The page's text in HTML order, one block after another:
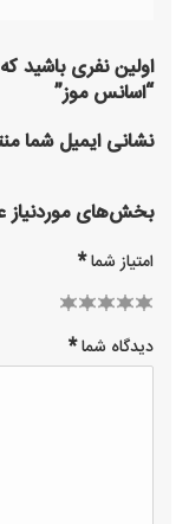
اولین نفری باشید
“اسانس موز”
نشانی ایمیل شما
بخش‌های موردنیاز
امتیاز شما*
1
of
2 of
5
3 of 5
stars
stars
5 of 5
stars
دیدگاه شما*